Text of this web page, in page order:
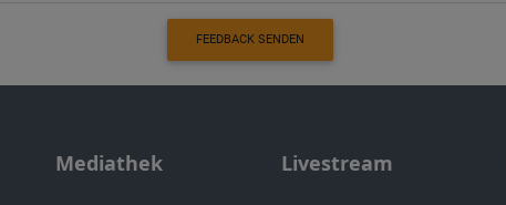
FEEDBACK SENDEN
Mediathek Livestream